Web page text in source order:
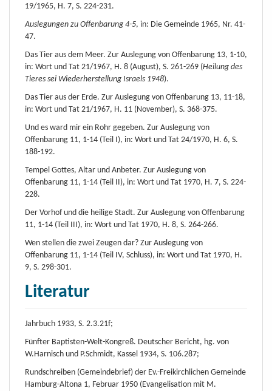
19/1965, H. 7, S. 224-231.
Auslegungen zu Offenbarung 4-5, in: Die Gemeinde 1965, Nr. 41-
47.
Das Tier aus dem Meer. Zur Auslegung von Offenbarung 13, 1-10,
in: Wort und Tat 21/1967, H. 8 (August), S. 261-269 (Heilung des
Tieres sei Wiederherstellung Israels 1948).
Das Tier aus der Erde. Zur Auslegung von Offenbarung 13, 11-18,
in: Wort und Tat 21/1967, H. 11 (November), S. 368-375.
Und es ward mir ein Rohr gegeben. Zur Auslegung von
Offenbarung 11, 1-14 (Teil I), in: Wort und Tat 24/1970, H. 6, S.
188-192.
Tempel Gottes, Altar und Anbeter. Zur Auslegung von
Offenbarung 11, 1-14 (Teil II), in: Wort und Tat 1970, H. 7, S. 224-
228.
Der Vorhof und die heilige Stadt. Zur Auslegung von Offenbarung
11, 1-14 (Teil III), in: Wort und Tat 1970, H. 8, S. 264-266.
Wen stellen die zwei Zeugen dar? Zur Auslegung von
Offenbarung 11, 1-14 (Teil IV, Schluss), in: Wort und Tat 1970, H.
9, S. 298-301.
Literatur
Jahrbuch 1933, S. 2.3.21f;
Fünfter Baptisten-Welt-Kongreß. Deutscher Bericht, hg. von
W.Harnisch und P.Schmidt, Kassel 1934, S. 106.287;
Rundschreiben (Gemeindebrief) der Ev.-Freikirchlichen Gemeinde
Hamburg-Altona 1, Februar 1950 (Evangelisation mit M.